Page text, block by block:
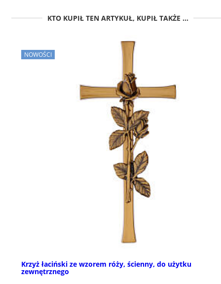
KTO KUPIŁ TEN ARTYKUŁ, KUPIŁ TAKŻE ...
NOWOŚCI
Krzyż łaciński ze wzorem róży, ścienny, do użytku
zewnętrznego